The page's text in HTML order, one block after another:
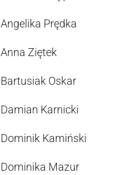
Angelika Prędka
Anna Ziętek
Bartusiak Oskar
Damian Karnicki
Dominik Kamiński
Dominika Mazur